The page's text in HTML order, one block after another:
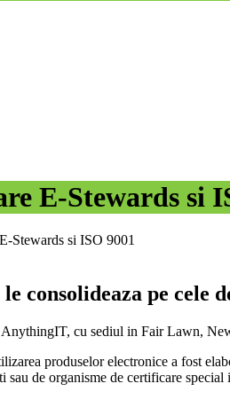
E-Stewards si
Stewards si ISO 9001
consolideaza pe cele
cu sediul in Fair Lawn,
produselor electronice a fost
de organisme de certificare